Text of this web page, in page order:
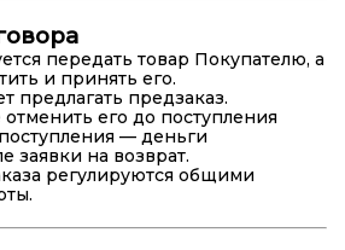
передать товар Покупателю, а
и принять его.
предлагать предзаказ.
его до поступления
— деньги
заявки на возврат.
регулируются общими